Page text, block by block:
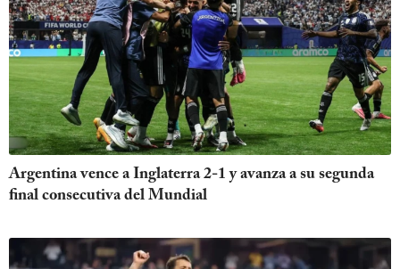
Argentina vence a Inglaterra 2-1 y avanza a su segunda
final consecutiva del Mundial